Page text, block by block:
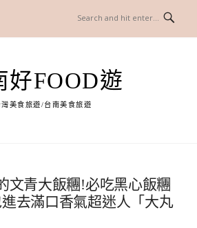
好FOOD遊
灣美食旅遊/台南美食旅遊
文青大飯糰!必吃黑心飯糰
去滿口香氣超迷人「大丸